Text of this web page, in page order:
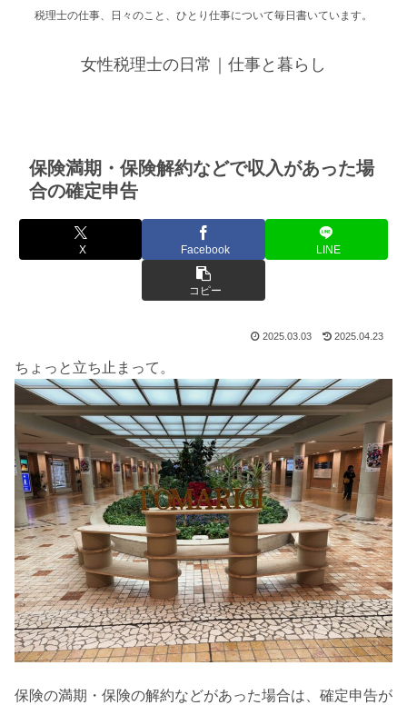
税理士の仕事、日々のこと、ひとり仕事について毎日書いています。
女性税理士の日常｜仕事と暮らし
保険満期・保険解約などで収入があった場
合の確定申告
X Facebook LINE
コピー
2025.03.03 2025.04.23
ちょっと立ち止まって。
保険の満期・保険の解約などがあった場合は、確定申告が